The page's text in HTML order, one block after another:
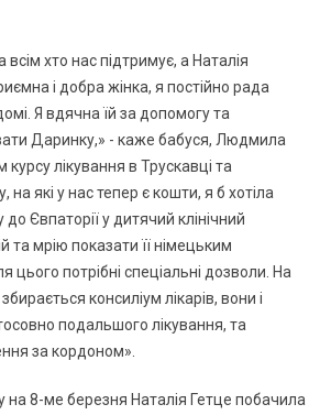
хто нас підтримує, а Наталія
і добра жінка, я постійно рада
Я вдячна їй за допомогу та
Даринку,» - каже бабуся, Людмила
лікування в Трускавці та
на які у нас тепер є кошти, я б хотіла
до Євпаторії у дитячий клінічний
та мрію показати її німецьким
цього потрібні спеціальні дозволи. На
консиліум лікарів, вони і
подальшого лікування, та
за кордоном».
на 8-ме березня Наталія Гетце побачила